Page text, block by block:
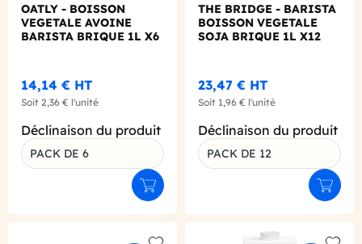
OATLY - BOISSON
VEGETALE AVOINE
BARISTA BRIQUE 1L X6
14,14 € HT
Soit 2,36 € l'unité
Déclinaison du produit
PACK DE 6
Ajouter au panier
THE BRIDGE - BARISTA
BOISSON VEGETALE
SOJA BRIQUE 1L X12
23,47 € HT
Soit 1,96 € l'unité
Déclinaison du produit
PACK DE 12